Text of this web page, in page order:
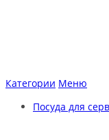
Категории Меню
Посуда для